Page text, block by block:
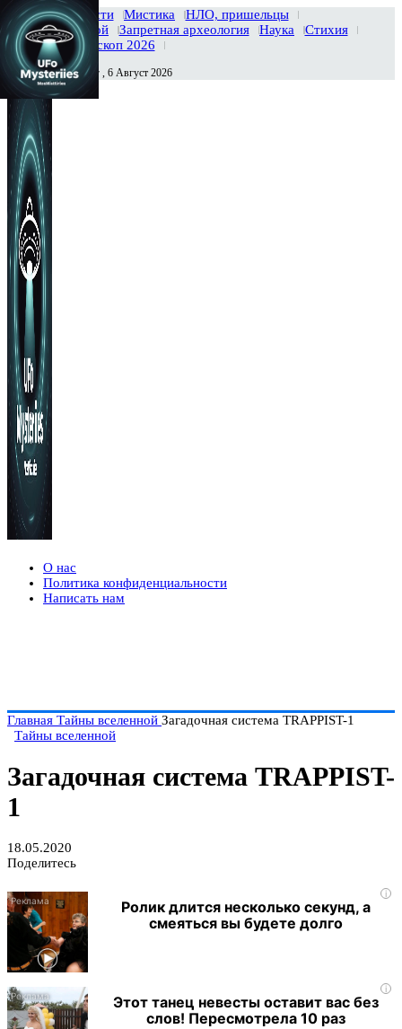
Главная Новости Мистика
НЛО, пришельцы
Тайны вселенной
Запретная археология Наука
Стихия
История
Гороскоп 2026
Сегодня Четверг , 6 Август 2026
О нас
Политика конфиденциальности
Написать нам
Главная Тайны вселенной Загадочная система TRAPPIST-1
Тайны вселенной
Загадочная система TRAPPIST-
1
18.05.2020
Поделитесь
i
Ролик длится несколько секунд, а
смеяться вы будете долго
i
Этот танец невесты оставит вас без
слов! Пересмотрела 10 раз